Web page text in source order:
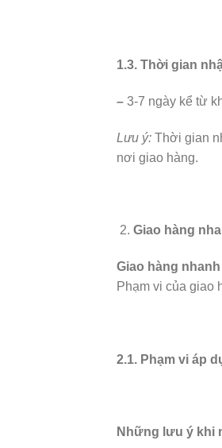
1.3. Thời gian
– 3-7 ngày kể từ
Lưu ý: Thời gian
nơi giao hàng.
Giao hàng
Giao hàng nhanh
Phạm vi của giao
2.1. Phạm vi áp
Những lưu ý khi